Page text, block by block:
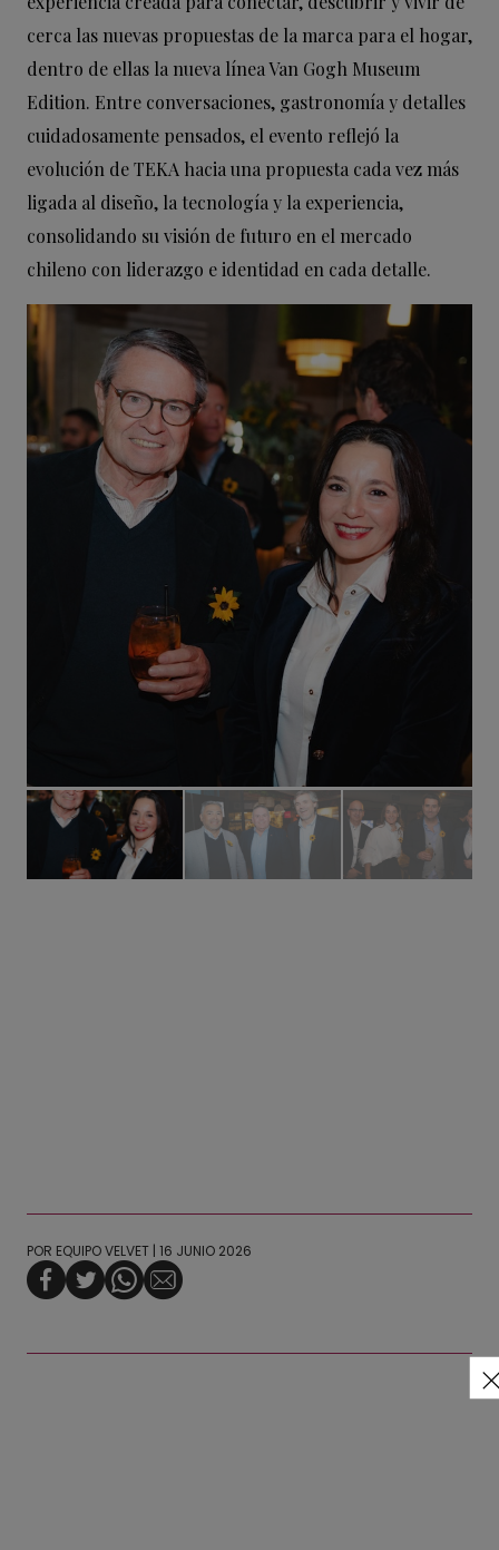
cerca las nuevas propuestas de la marca para el hogar,
dentro de ellas la nueva línea Van Gogh Museum
Edition. Entre conversaciones, gastronomía y detalles
cuidadosamente pensados, el evento reflejó la
evolución de TEKA hacia una propuesta cada vez más
ligada al diseño, la tecnología y la experiencia,
consolidando su visión de futuro en el mercado
chileno con liderazgo e identidad en cada detalle.
POR EQUIPO VELVET | 16 JUNIO 2026